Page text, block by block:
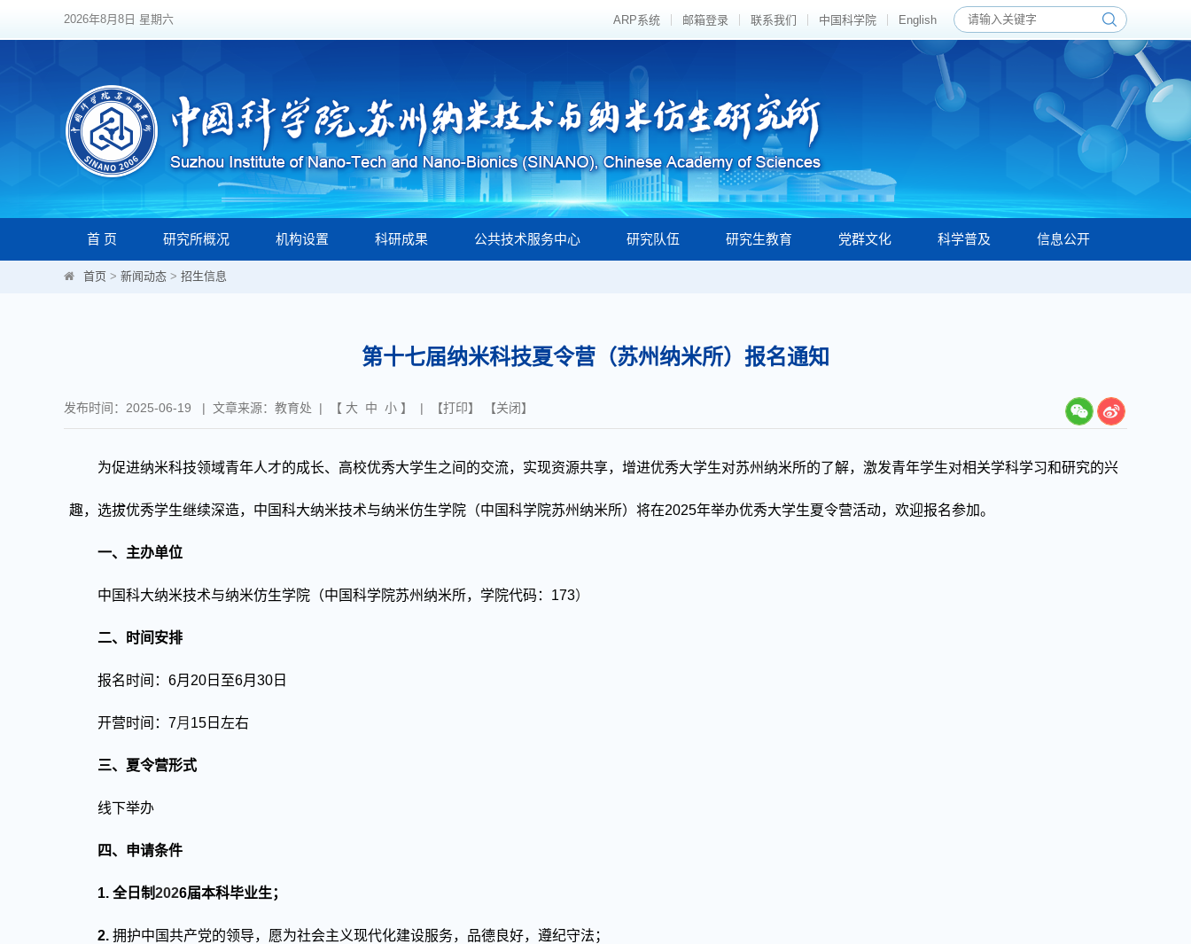
2026年8月8日 星期六 ARP系统 邮箱登录 联系我们 中国科学院 English
首 页 研究所概况 机构设置 科研成果 公共技术服务中心 研究队伍 研究生教育 党群文化 科学普及 信息公开
首页 > 新闻动态 > 招生信息
第十七届纳米科技夏令营（苏州纳米所）报名通知
发布时间：2025-06-19 | 文章来源：教育处 | 【 大 中 小 】 | 【打印】 【关闭】
为促进纳米科技领域青年人才的成长、 高校优秀大学生之间的交流，实现资源共享，增进优秀大学生对苏州纳米所的了解，激发青年学生对相关学科学习和研究的兴
趣，选拔优秀学生继续深造，中国科大纳米技术与纳米仿生学院（中国科学院苏州纳米所）将在2025年举办优秀大学生夏令营活动，欢迎报名参加。
一、主办单位
中 国科大纳米技术与纳米仿生学院（中国科学院苏州纳米所，学院代码： 173）
二、时间安排
报名时间： 6月 20 日至6月 30 日
开营时间： 7月 15 日左右
三、夏令营形式
线下举办
四、申请条件
1. 全日制2026届本科毕业生；
2. 拥护中国共产党的领导，愿为社会主义现代化建设服务，品德良好，遵纪守法；